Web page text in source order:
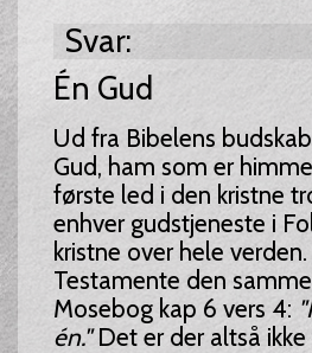
Svar:
Én Gud
Ud fra Bibelens
Gud, ham som er
første led i den kristne
enhver gudstjeneste i
kristne over hele
Testamente den
Mosebog kap 6 vers 4:
én."Det er der altså